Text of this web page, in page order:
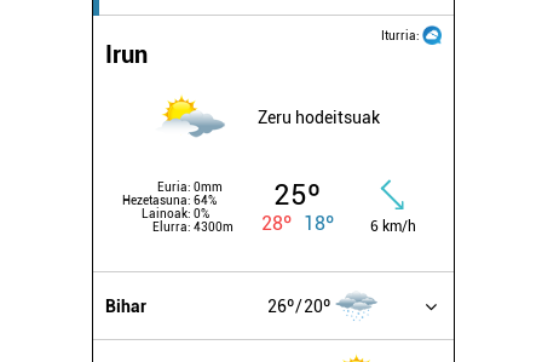
Iturria:
Irun
Zeru hodeitsuak
Euria: 0mm
Hezetasuna: 64%
Lainoak: 0%
Elurra: 4300m
25º
28º 18º 6 km/h
Bihar 26º 20º